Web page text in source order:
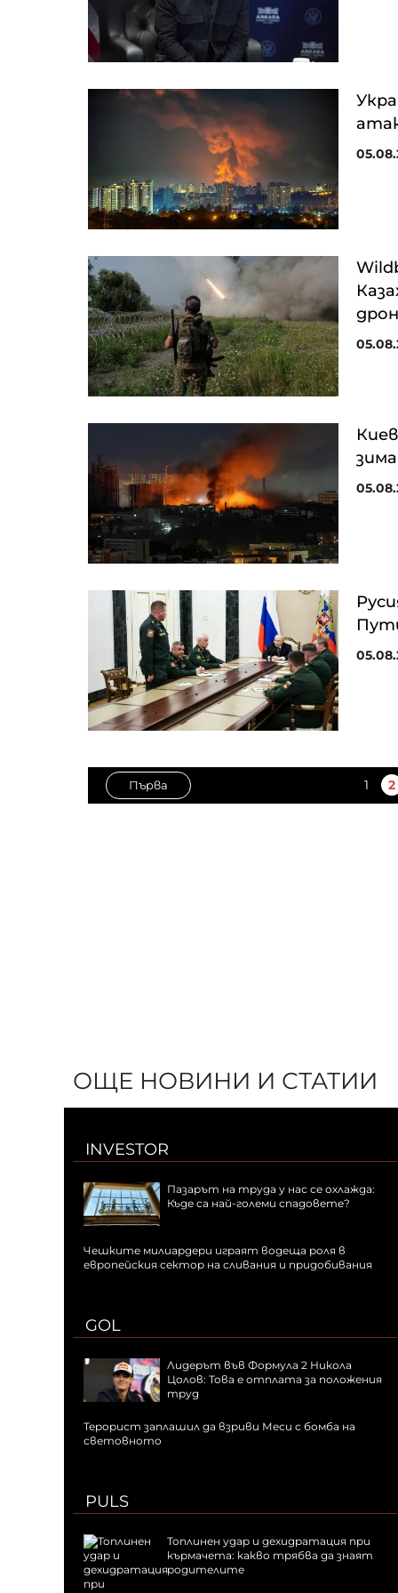
Първа 1 2
ОЩЕ НОВИНИ И СТАТИИ
INVESTOR
Пазарът на труда у нас се охлажда:
Къде са най-големи спадовете?
Чешките милиардери играят водеща роля в
европейския сектор на сливания и придобивания
GOL
Лидерът във Формула 2 Никола
Цолов: Това е отплата за положения
труд
Терорист заплашил да взриви Меси с бомба на
световното
PULS
Топлинен удар и дехидратация при
кърмачета: какво трябва да знаят
родителите